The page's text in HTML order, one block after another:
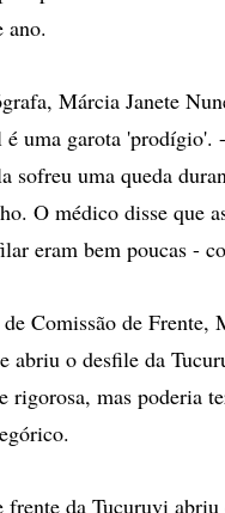
ano.
Márcia Janete
é uma garota 'prodígio'.
sofreu uma queda
O médico disse que
eram bem poucas -
Comissão de Frente,
abriu o desfile da
rigorosa, mas poderia
frente da Tucuruvi